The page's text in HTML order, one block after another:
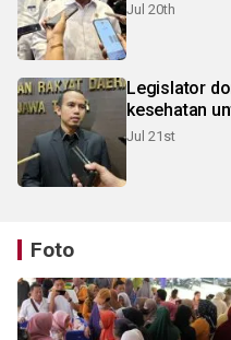
Jul 20th
Legislator
kesehatan
Jul 21st
Foto